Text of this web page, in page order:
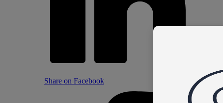
Share on Facebook